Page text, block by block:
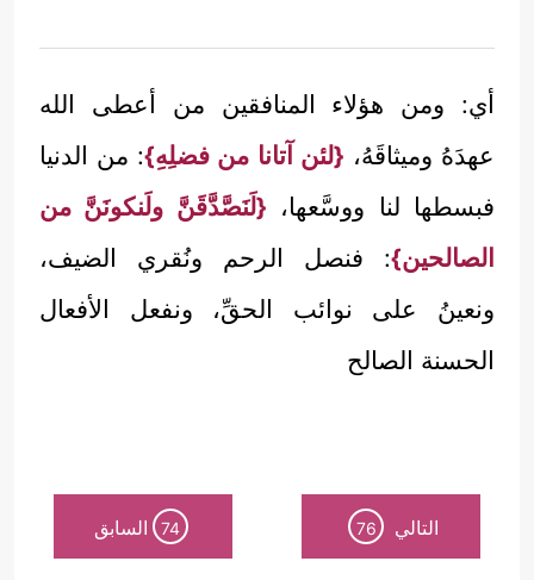
أي: ومن هؤلاء المنافقين من أعطى الله
عهدَهُ وميثاقَهُ، {لئن آتانا من فضلِهِ}: من الدنيا
فبسطها لنا ووسَّعها، {لَنَصَّدَّقَنَّ ولَنكونَنَّ من
الصالحين}: فنصل الرحم ونُقري الضيف،
ونعينُ على نوائب الحقِّ، ونفعل الأفعال
الحسنة الصالح
التالي 76
74 السابق